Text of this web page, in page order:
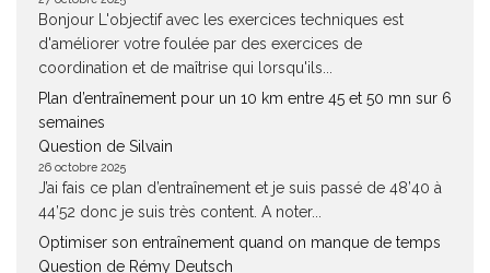
Bonjour L'objectif avec les exercices techniques est
d'améliorer votre foulée par des exercices de
coordination et de maîtrise qui lorsqu'ils...
Plan d’entraînement pour un 10 km entre 45 et 50 mn sur 6
semaines
Question de Silvain
26 octobre 2025
J’ai fais ce plan d’entraînement et je suis passé de 48’40 à
44’52 donc je suis très content. A noter...
Optimiser son entraînement quand on manque de temps
Question de Rémy Deutsch